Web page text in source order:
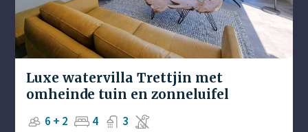
Luxe watervilla Trettjin met
omheinde tuin en zonneluifel
6 + 2
4 3